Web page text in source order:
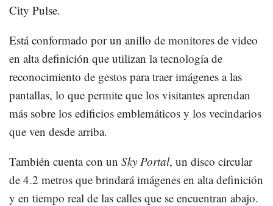
City Pulse.
Está conformado por un anillo de monitores de video
en alta definición que utilizan la tecnología de
reconocimiento de gestos para traer imágenes a las
pantallas, lo que permite que los visitantes aprendan
más sobre los edificios emblemáticos y los vecindarios
que ven desde arriba.
También cuenta con un Sky Portal, un disco circular
de 4.2 metros que brindará imágenes en alta definición
y en tiempo real de las calles que se encuentran abajo.